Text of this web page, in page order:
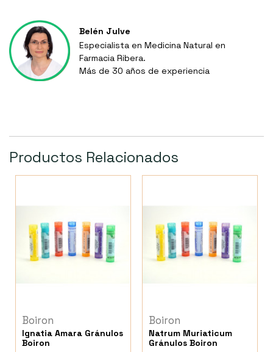
Belén Julve
Especialista en Medicina Natural en
Farmacia Ribera.
Más de 30 años de experiencia
Productos Relacionados
Boiron
Ignatia Amara Gránulos
Boiron
Boiron
Natrum Muriaticum
Gránulos Boiron